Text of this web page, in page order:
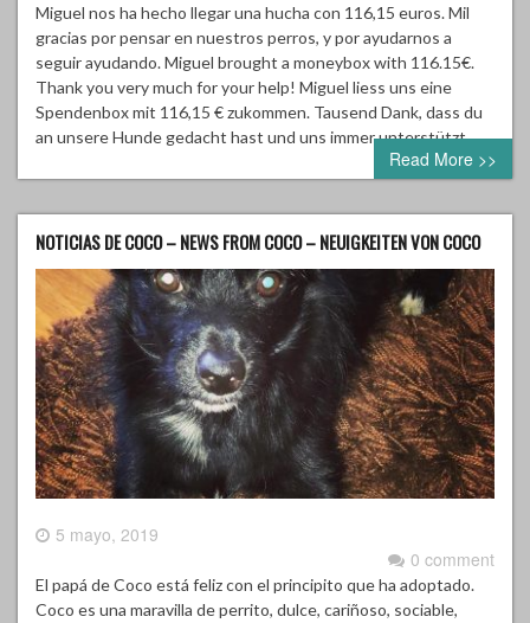
Miguel nos ha hecho llegar una hucha con 116,15 euros. Mil
gracias por pensar en nuestros perros, y por ayudarnos a
seguir ayudando. Miguel brought a moneybox with 116.15€.
Thank you very much for your help! Miguel liess uns eine
Spendenbox mit 116,15 € zukommen. Tausend Dank, dass du
an unsere Hunde gedacht hast und uns immer unterstützt.
Read More >>
NOTICIAS DE COCO – NEWS FROM COCO – NEUIGKEITEN VON COCO
5 mayo, 2019
0 comment
El papá de Coco está feliz con el principito que ha adoptado.
Coco es una maravilla de perrito, dulce, cariñoso, sociable,